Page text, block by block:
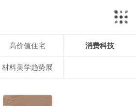
高价值住宅 消费科技
材料美学趋势展